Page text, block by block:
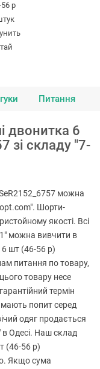
р
Питання
двонитка 6
зі складу "7-
можна
opt.com". Шорти-
якості. Всі
можна вивчити в
6 шт (46-56 р)
питання по товару,
товару несе
термін
попит серед
одяг продається
Одесі. Наш склад
(46-56 р)
Якщо сума